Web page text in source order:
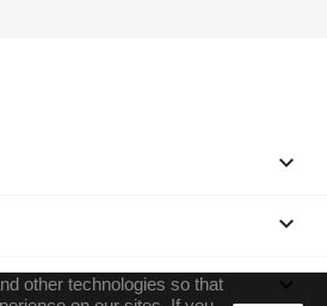


other technologies so that